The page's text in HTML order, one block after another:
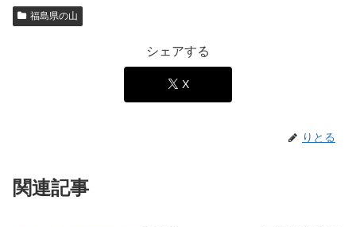
福島県の山
シェアする
X
りとる
関連記事